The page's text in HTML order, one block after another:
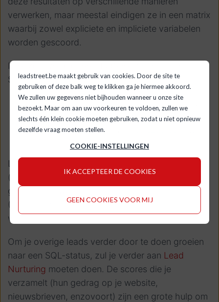
leadstreet.be maakt gebruik van cookies. Door de site te
gebruiken of deze balk weg te klikken ga je hiermee akkoord.
We zullen uw gegevens niet bijhouden wanneer u onze site
bezoekt. Maar om aan uw voorkeuren te voldoen, zullen we
slechts één klein cookie moeten gebruiken, zodat u niet opnieuw
dezelfde vraag moeten stellen.
COOKIE-INSTELLINGEN
IK ACCEPTEER DE COOKIES
GEEN COOKIES VOOR MIJ
verwerken, maar meestal eindigen ze in een matrix
waarbij zowel expliciete en impliciete variabelen
worden gescoord.
In
Scoring er bijvoorbeeld zo uit:
Leads die je vooropgestelde target laten noteren
(in ons voorbeeld: 100 punten), kunnen
geklasseerd worden als Sales Qualified Leads
(SQL). Deze groep is klaar om benaderd te
worden door het salesteam.
Om je overige leads verder door te doen groeien
naar een SQL-status, zul je verder aan Lead
Nurturing moeten doen. De scores die je
verzamelt (hun gedrag op je website,
nieuwsbrieven, enzovoort) zijn een grote hulp om